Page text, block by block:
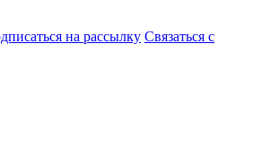
на рассылку Связаться с